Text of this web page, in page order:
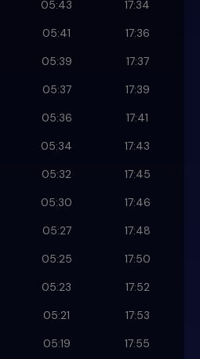
05:43
17:34
05:41
17:36
05:39
17:37
05:37
17:39
05:36
17:41
05:34
17:43
05:32
17:45
05:30
17:46
05:27
17:48
05:25
17:50
05:23
17:52
05:21
17:53
05:19
17:55